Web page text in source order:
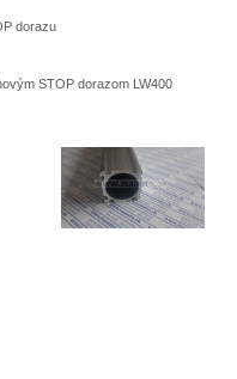
dorazu
STOP dorazom LW400